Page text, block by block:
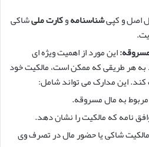
اصل و کپیشناسنامهوکارت ملیشاکی
این مورد از اهمیت ویژه ای
به هر طریقی که ممکن است، مالکیت خود
کند. این مدارک می تواند شامل:
به مال مسروقه.
نامه که مالکیت را نشان دهد.
شاکی یا حضور مال در تصرف وی